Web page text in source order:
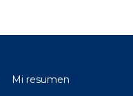
Mi resumen